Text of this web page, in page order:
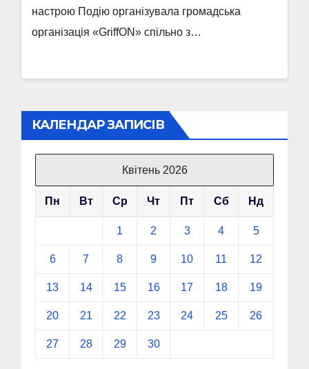
настрою Подію організувала громадська
організація «GriffON» спільно з…
КАЛЕНДАР ЗАПИСІВ
Квітень 2026
Пн Вт Ср Чт Пт Сб Нд
1 2 3 4 5
6 7 8 9 10 11 12
13 14 15 16 17 18 19
20 21 22 23 24 25 26
27 28 29 30